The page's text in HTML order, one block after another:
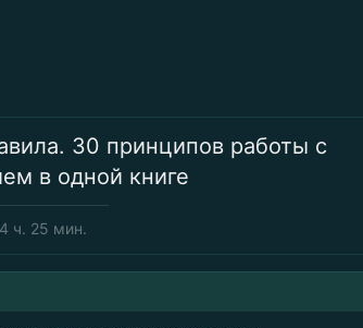
30 принципов работы с
в одной книге
ч. 25 мин.